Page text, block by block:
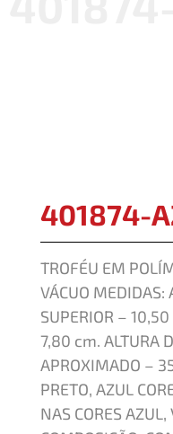
401874-
TROFÉU EM
VÁCUO MEDIDAS:
SUPERIOR –
7,80 cm. ALTURA
APROXIMADO –
PRETO, AZUL
NAS CORES